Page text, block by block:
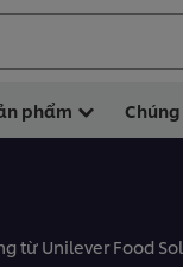
phẩm
từ Unilever Food